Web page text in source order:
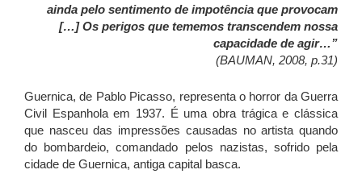
ainda pelo sentimento de impotência que provocam
[…] Os perigos que tememos transcendem nossa
capacidade de agir…”
(BAUMAN, 2008, p.31)
Guernica, de Pablo Picasso, representa o horror da Guerra
Civil Espanhola em 1937. É uma obra trágica e clássica
que nasceu das impressões causadas no artista quando
do bombardeio, comandado pelos nazistas, sofrido pela
cidade de Guernica, antiga capital basca.